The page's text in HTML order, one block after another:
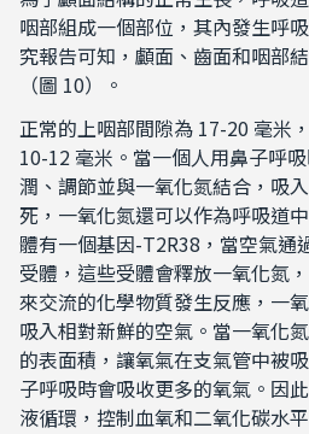
咽部組成一個部位，其內發生呼
究報告可知，顱面、齒面和咽部
（圖 10）。
正常的上咽部間隙為 17-20 毫米
10-12 毫米。當一個人用鼻子呼
潤、調節並與一氧化氮結合，吸
死，一氧化氮還可以作為呼吸道
體有一個基因-T2R38，當空氣通
受體，這些受體會釋放一氧化氮
來交流的化學物質發生反應，一
吸入相對新鮮的空氣。當一氧化
的表面積，讓氧氣在支氣管中被
子呼吸時會吸收更多的氧氣。因
液循環，控制血氧和二氧化碳水